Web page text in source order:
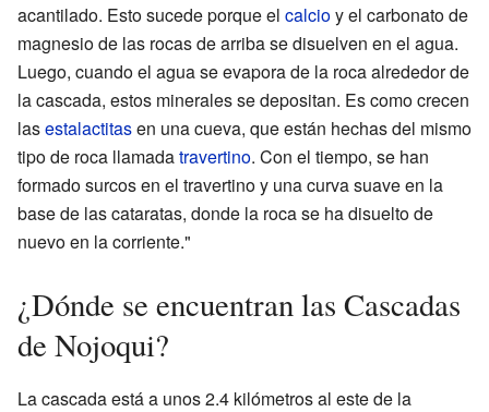
acantilado. Esto sucede porque el calcioy el carbonato de
magnesio de las rocas de arriba se disuelven en el agua.
Luego, cuando el agua se evapora de la roca alrededor de
la cascada, estos minerales se depositan. Es como crecen
lasestalactitasen una cueva, que están hechas del mismo
tipo de roca llamadatravertino. Con el tiempo, se han
formado surcos en el travertino y una curva suave en la
base de las cataratas, donde la roca se ha disuelto de
nuevo en la corriente."
¿Dónde se encuentran las Cascadas
de Nojoqui?
La cascada está a unos 2.4 kilómetros al este de la